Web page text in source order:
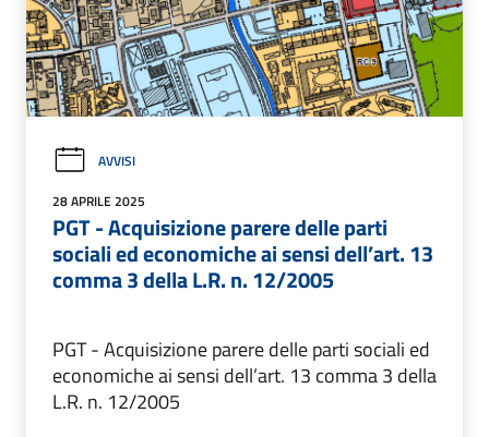
AVVISI
28 APRILE 2025
PGT - Acquisizione parere delle parti
sociali ed economiche ai sensi dell’art. 13
comma 3 della L.R. n. 12/2005
PGT - Acquisizione parere delle parti sociali ed
economiche ai sensi dell’art. 13 comma 3 della
L.R. n. 12/2005